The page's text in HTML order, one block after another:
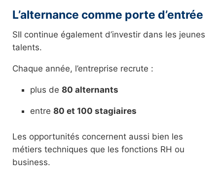
L’alternance comme porte d’entrée
SII continue également d’investir dans les jeunes
talents.
Chaque année, l’entreprise recrute :
plus de80 alternants
entre80 et 100 stagiaires
Les opportunités concernent aussi bien les
métiers techniques que les fonctions RH ou
business.